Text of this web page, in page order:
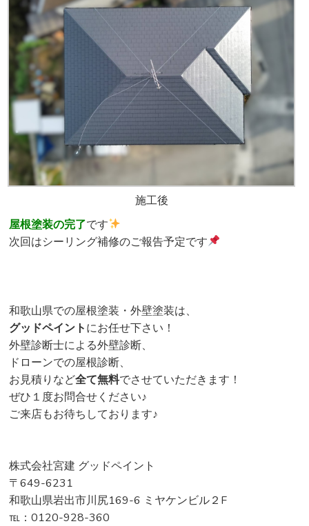
施工後
屋根塗装の完了です
次回はシーリング補修のご報告予定です
和歌山県での屋根塗装・外壁塗装は、
グッドペイントにお任せ下さい！
外壁診断士による外壁診断、
ドローンでの屋根診断、
お見積りなど全て無料でさせていただきます！
ぜひ１度お問合せください♪
ご来店もお待ちしております♪
株式会社宮建 グッドペイント
〒649-6231
和歌山県岩出市川尻169-6 ミヤケンビル２F
℡：0120-928-360